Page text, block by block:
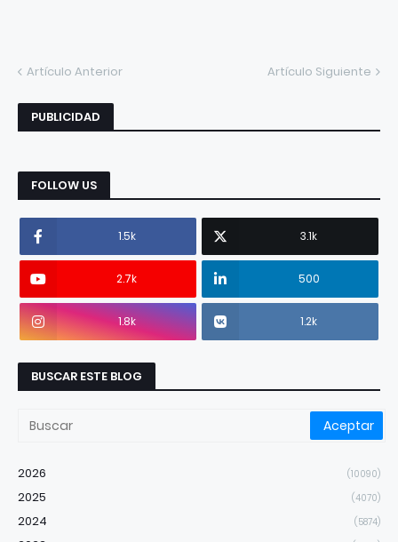
Artículo Anterior Artículo Siguiente
PUBLICIDAD
FOLLOW US
1.5k 3.1k
2.7k 500
1.8k 1.2k
BUSCAR ESTE BLOG
2026 (10090)
2025 (4070)
2024 (5874)